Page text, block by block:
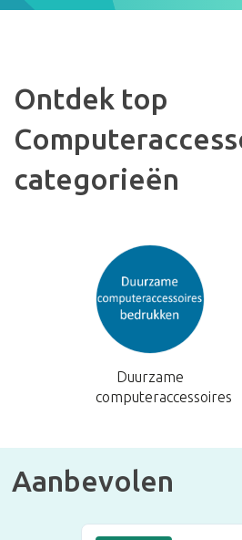
uit ons assortiment maken het
ontwerpers sturen je daarom je
binnen enkele uren. Gratis
Ontdek top
categorieën
Duurzame
computeraccessoires
Aanbevolen